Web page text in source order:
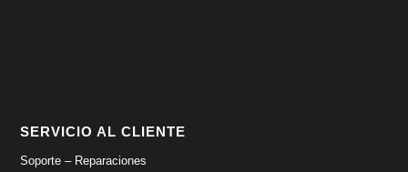
SERVICIO AL CLIENTE
Soporte – Reparaciones